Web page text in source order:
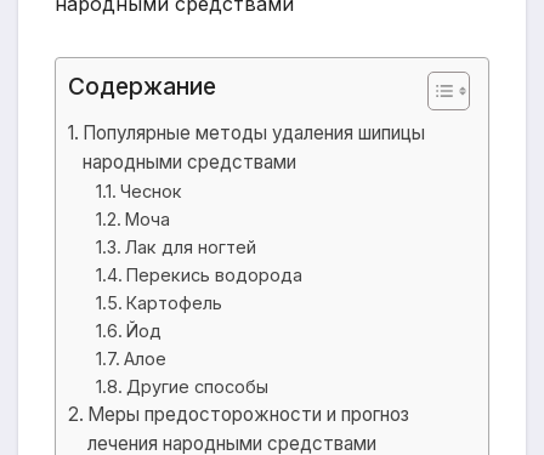
Содержание
Популярные методы удаления шипицы
народными средствами
Чеснок
Моча
Лак для ногтей
Перекись водорода
Картофель
Йод
Алое
Другие способы
Меры предосторожности и прогноз
лечения народными средствами